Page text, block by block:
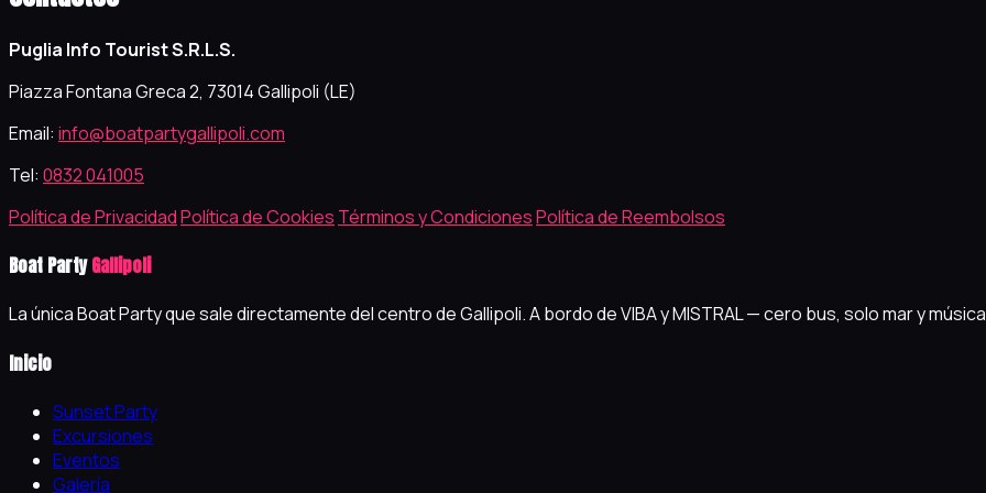
Puglia Info Tourist S.R.L.S.
Piazza Fontana Greca 2, 73014 Gallipoli (LE)
Email: info@boatpartygallipoli.com
Tel: 0832 041005
Política de PrivacidadPolítica de Cookies Términos y CondicionesPolítica de Reembolsos
Boat PartyGallipoli
La única Boat Party que sale directamente del centro de Gallipoli. A bordo de VIBA y MISTRAL — cero bus, solo mar y
Inicio
Sunset Party
Excursiones
Eventos
Galería